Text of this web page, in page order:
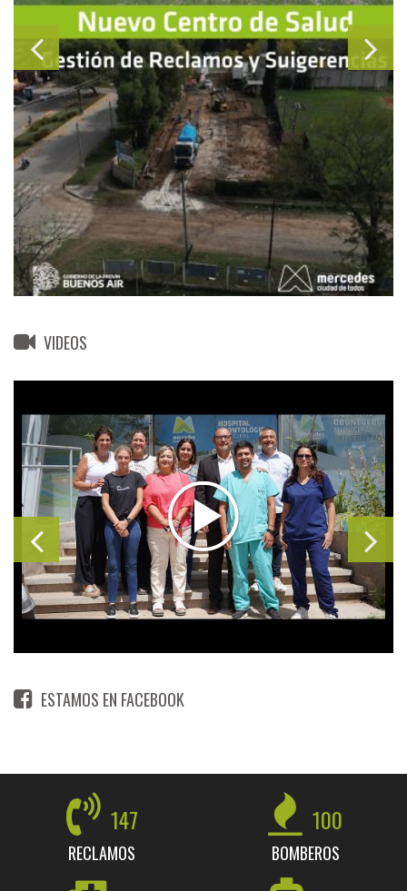
VIDEOS
ESTAMOS EN FACEBOOK
147
RECLAMOS
100
BOMBEROS